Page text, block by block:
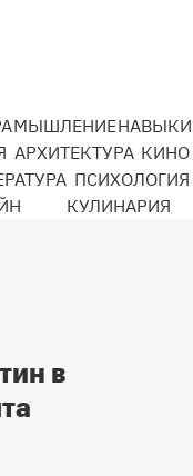
МЫШЛЕНИЕНАВЫКИ
АРХИТЕКТУРА КИНО
ПСИХОЛОГИЯ
КУЛИНАРИЯ
в